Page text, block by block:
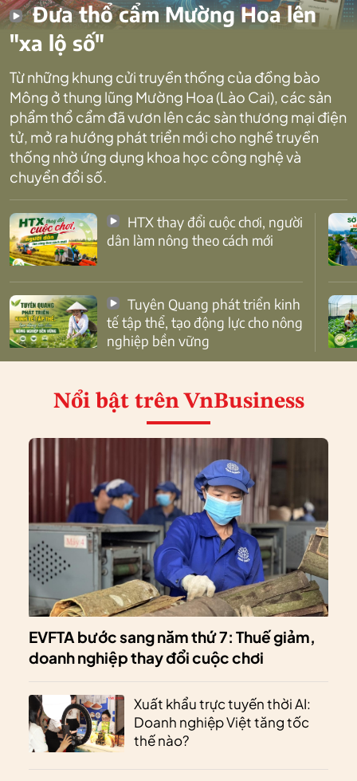
Đưa thổ cẩm Mường Hoa lên
"xa lộ số"
Từ những khung cửi truyền thống của đồng bào
Mông ở thung lũng Mường Hoa (Lào Cai), các sản
phẩm thổ cẩm đã vươn lên các sàn thương mại điện
tử, mở ra hướng phát triển mới cho nghề truyền
thống nhờ ứng dụng khoa học công nghệ và
chuyển đổi số.
dân làm nông theo cách mới
tế tập thể, tạo động lực cho nông
nghiệp bền vững
Nổi bật trên VnBusiness
EVFTA bước sang năm thứ 7: Thuế giảm,
doanh nghiệp thay đổi cuộc chơi
Xuất khẩu trực tuyến thời AI:
Doanh nghiệp Việt tăng tốc
thế nào?